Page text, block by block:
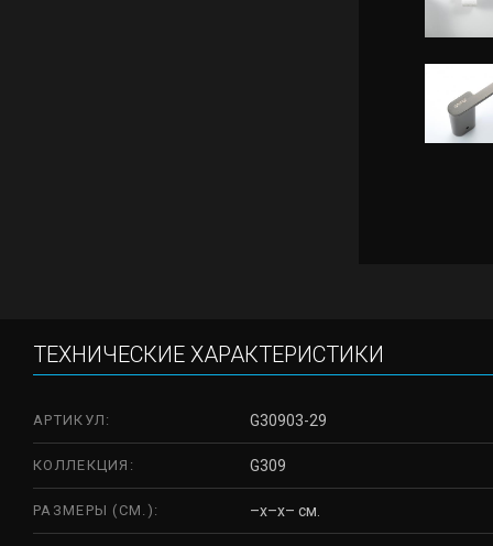
ТЕХНИЧЕСКИЕ ХАРАКТЕРИСТИКИ
АРТИКУЛ: G30903-29
КОЛЛЕКЦИЯ: G309
РАЗМЕРЫ (СМ.): –x–x– см.